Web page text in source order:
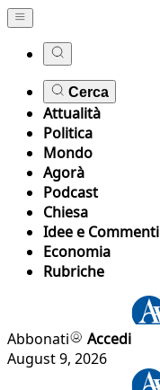
Cerca
Attualità
Politica
Mondo
Agorà
Podcast
Chiesa
Idee e Commenti
Economia
Rubriche
Abbonati
Accedi
August 9, 2026